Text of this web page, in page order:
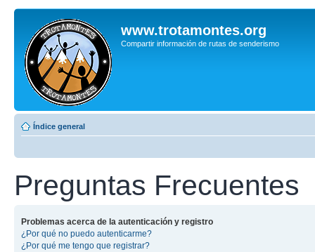
www.trotamontes.org
Compartir información de rutas de senderismo
Índice general
Preguntas Frecuentes
Problemas acerca de la autenticación y registro
¿Por qué no puedo autenticarme?
¿Por qué me tengo que registrar?